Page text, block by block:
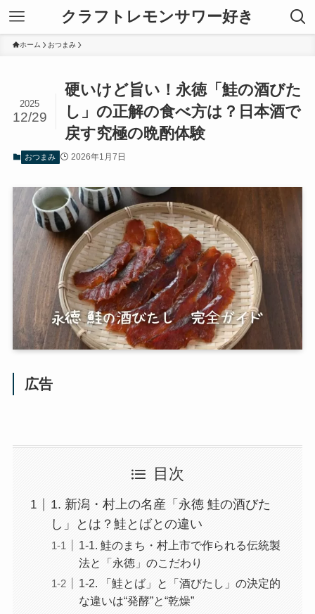
クラフトレモンサワー好き
ホーム おつまみ
硬いけど旨い！永徳「鮭の酒びた
し」の正解の食べ方は？日本酒で
戻す究極の晩酌体験
2025
12/29
おつまみ 2026年1月7日
広告
目次
1. 新潟・村上の名産「永徳 鮭の酒びた
し」とは？鮭とばとの違い
1-1. 鮭のまち・村上市で作られる伝統製
法と「永徳」のこだわり
1-2. 「鮭とば」と「酒びたし」の決定的
な違いは“発酵”と“乾燥”